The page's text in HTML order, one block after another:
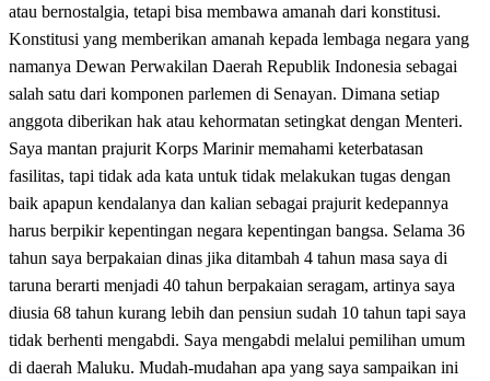
atau bernostalgia, tetapi bisa membawa amanah dari konstitusi.
Konstitusi yang memberikan amanah kepada lembaga negara yang
namanya Dewan Perwakilan Daerah Republik Indonesia sebagai
salah satu dari komponen parlemen di Senayan. Dimana setiap
anggota diberikan hak atau kehormatan setingkat dengan Menteri.
Saya mantan prajurit Korps Marinir memahami keterbatasan
fasilitas, tapi tidak ada kata untuk tidak melakukan tugas dengan
baik apapun kendalanya dan kalian sebagai prajurit kedepannya
harus berpikir kepentingan negara kepentingan bangsa. Selama 36
tahun saya berpakaian dinas jika ditambah 4 tahun masa saya di
taruna berarti menjadi 40 tahun berpakaian seragam, artinya saya
diusia 68 tahun kurang lebih dan pensiun sudah 10 tahun tapi saya
tidak berhenti mengabdi. Saya mengabdi melalui pemilihan umum
di daerah Maluku. Mudah-mudahan apa yang saya sampaikan ini